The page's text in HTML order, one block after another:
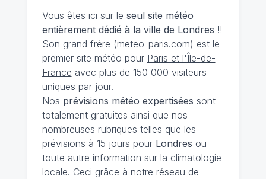
Vous êtes ici sur le seul site météo
entièrement dédié à la ville de Londres !!
Son grand frère (meteo-paris.com) est le
premier site météo pour Paris et l'Île-de-
France avec plus de 150 000 visiteurs
uniques par jour.
Nos prévisions météo expertisées sont
totalement gratuites ainsi que nos
nombreuses rubriques telles que les
prévisions à 15 jours pour Londres ou
toute autre information sur la climatologie
locale. Ceci grâce à notre réseau de